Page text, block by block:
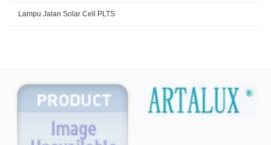
Lampu Jalan Solar Cell PLTS